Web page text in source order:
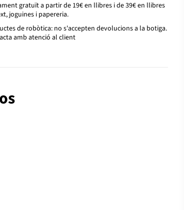
gratuït a partir de 19€ en llibres i de 39€ en llibres
joguines i papereria.
de robòtica: no s'accepten devolucions a la botiga.
amb atenció al client